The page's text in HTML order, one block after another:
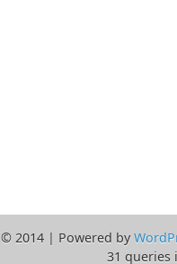
© 2014 | Powered by
31 queries